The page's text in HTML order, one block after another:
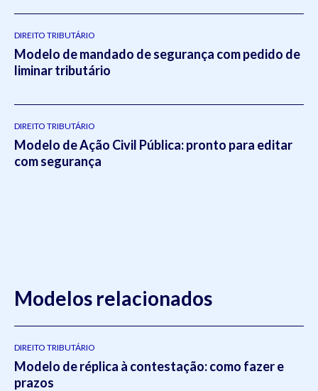
pela editoraViseu.
DIREITO TRIBUTÁRIO
Modelo de mandado de segurança com pedido de
liminar tributário
DIREITO TRIBUTÁRIO
Modelo de Ação Civil Pública: pronto para editar
com segurança
Modelos relacionados
DIREITO TRIBUTÁRIO
Modelo de réplica à contestação: como fazer e
prazos